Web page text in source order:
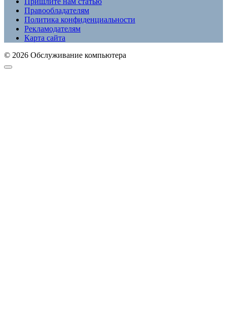
Правообладателям
Политика конфиденциальности
Рекламодателям
Карта сайта
© 2026 Обслуживание компьютера